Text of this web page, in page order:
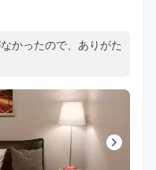
かったので、ありがた